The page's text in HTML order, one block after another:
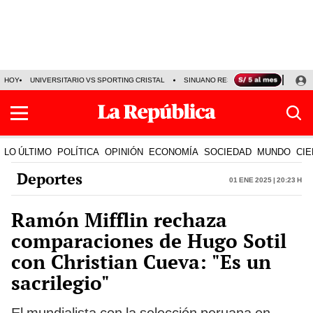
HOY UNIVERSITARIO VS SPORTING CRISTAL SINUANO RESULTADOS HOY
LO ÚLTIMO POLÍTICA OPINIÓN ECONOMÍA SOCIEDAD MUNDO
Deportes 01 Ene 2025 | 20:23 h
Ramón Mifflin rechaza
comparaciones de Hugo Sotil
con Christian Cueva: "Es un
sacrilegio"